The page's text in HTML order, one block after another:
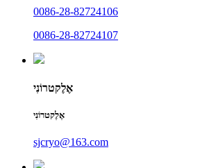
0086-28-82724106
0086-28-82724107
אֶלֶקטרוֹנִי
אֶלֶקטרוֹנִי
sjcryo@163.com